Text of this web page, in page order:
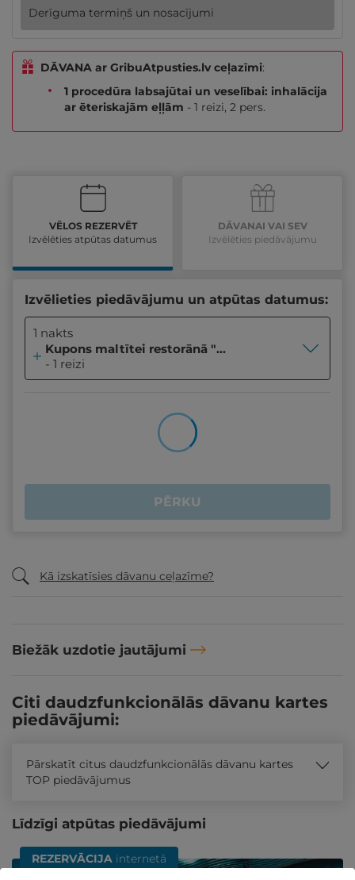
Derīguma termiņš un nosacījumi
DĀVANA ar GribuAtpusties.lv ceļazīmi:
1 procedūra labsajūtai un veselībai: inhalācija
ar ēteriskajām eļļām - 1 reizi, 2 pers.
VĒLOS REZERVĒT
Izvēlēties atpūtas datumus
DĀVANAI VAI SEV
Izvēlēties piedāvājumu
Izvēlieties piedāvājumu un atpūtas datumus:
1 nakts
Kupons maltītei restorānā "Pineta" 30€ vērtībā
- 1 reizi
PĒRKU
Kā izskatīsies dāvanu ceļazīme?
Biežāk uzdotie jautājumi
Citi daudzfunkcionālās dāvanu kartes
piedāvājumi:
Pārskatīt citus daudzfunkcionālās dāvanu kartes
TOP piedāvājumus
Līdzīgi atpūtas piedāvājumi
REZERVĀCIJA internetā